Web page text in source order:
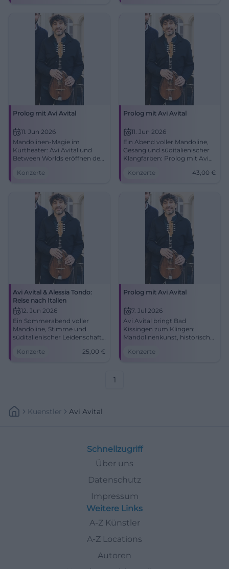
Prolog mit Avi Avital
11. Jun 2026
Mandolinen-Magie im
Kurtheater: Avi Avital und
Between Worlds eröffnen den
19:30 Uhr. Intensives
Akustik. Jetzt Tickets sichern.
#KissingerSommer
Konzerte
Prolog mit Avi Avital
11. Jun 2026
Ein Abend voller Mandoline,
Gesang und süditalienischer
Klangfarben: Prolog mit Avi
Kissingen. Festivalauftakt am
#KissingerSommer
Konzerte 43,00 €
Avi Avital & Alessia Tondo:
Reise nach Italien
12. Jun 2026
Ein Sommerabend voller
Mandoline, Stimme und
süditalienischer Leidenschaft
Italien in der Mercatorhalle:
Konzerte 25,00 €
Prolog mit Avi Avital
7. Jul 2026
Avi Avital bringt Bad
Kissingen zum Klingen:
Mandolinenkunst, historische
im Kurtheater. #LiveKonzert
Konzerte
1
Kuenstler Avi Avital
Schnellzugriff
Über uns
Datenschutz
Impressum
Weitere Links
A-Z Künstler
A-Z Locations
Autoren